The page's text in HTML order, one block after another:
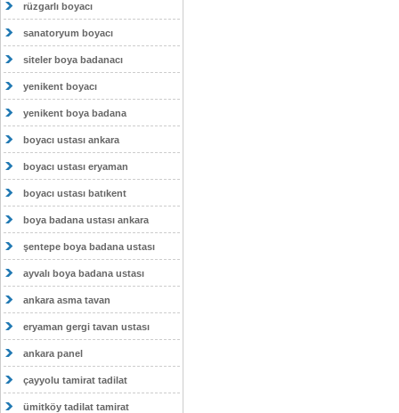
rüzgarlı boyacı
sanatoryum boyacı
siteler boya badanacı
yenikent boyacı
yenikent boya badana
boyacı ustası ankara
boyacı ustası eryaman
boyacı ustası batıkent
boya badana ustası ankara
şentepe boya badana ustası
ayvalı boya badana ustası
ankara asma tavan
eryaman gergi tavan ustası
ankara panel
çayyolu tamirat tadilat
ümitköy tadilat tamirat